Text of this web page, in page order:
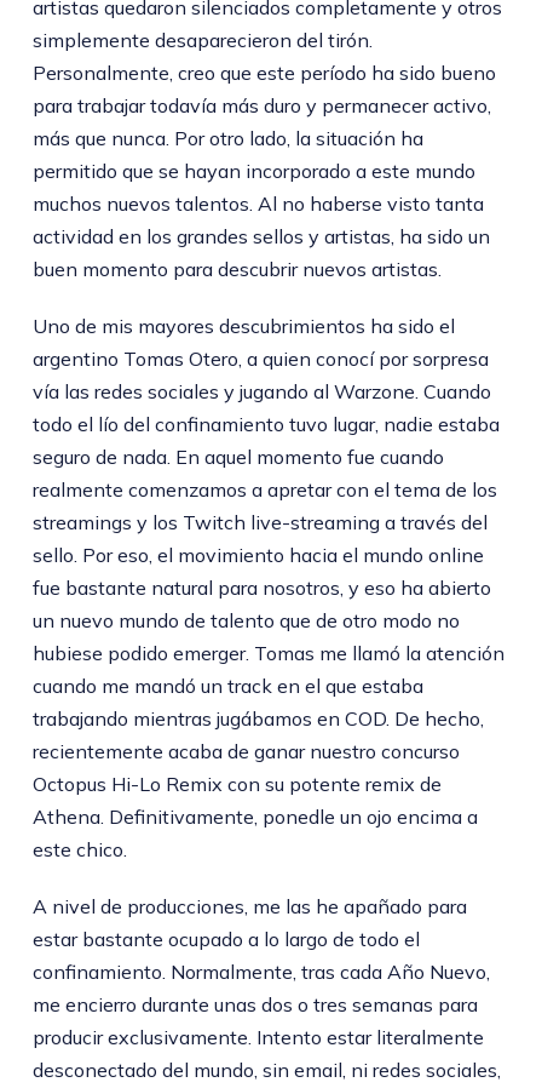
artistas quedaron silenciados completamente y otros
simplemente desaparecieron del tirón.
Personalmente, creo que este período ha sido bueno
para trabajar todavía más duro y permanecer activo,
más que nunca. Por otro lado, la situación ha
permitido que se hayan incorporado a este mundo
muchos nuevos talentos. Al no haberse visto tanta
actividad en los grandes sellos y artistas, ha sido un
buen momento para descubrir nuevos artistas.
Uno de mis mayores descubrimientos ha sido el
argentino Tomas Otero, a quien conocí por sorpresa
vía las redes sociales y jugando al Warzone. Cuando
todo el lío del confinamiento tuvo lugar, nadie estaba
seguro de nada. En aquel momento fue cuando
realmente comenzamos a apretar con el tema de los
streamings y los Twitch live-streaming a través del
sello. Por eso, el movimiento hacia el mundo online
fue bastante natural para nosotros, y eso ha abierto
un nuevo mundo de talento que de otro modo no
hubiese podido emerger. Tomas me llamó la atención
cuando me mandó un track en el que estaba
trabajando mientras jugábamos en COD. De hecho,
recientemente acaba de ganar nuestro concurso
Octopus Hi-Lo Remix con su potente remix de
Athena. Definitivamente, ponedle un ojo encima a
este chico.
A nivel de producciones, me las he apañado para
estar bastante ocupado a lo largo de todo el
confinamiento. Normalmente, tras cada Año Nuevo,
me encierro durante unas dos o tres semanas para
producir exclusivamente. Intento estar literalmente
desconectado del mundo, sin email, ni redes sociales,